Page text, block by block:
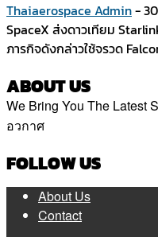
Thaiaerospace Admin-
SpaceX ส่งดาวเทียม
ภารกิจดังกล่าวใช้จรวด
ABOUT US
We Bring You The
อวกาศ
FOLLOW US
About Us
Contact